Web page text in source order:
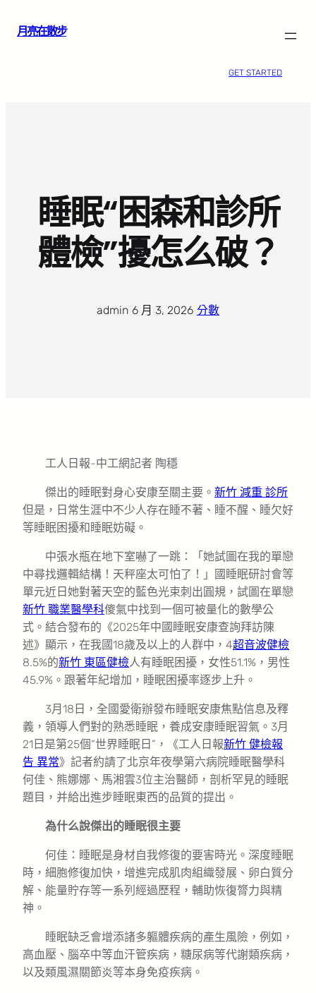
月亮在散步
GET STARTED
睡眠“困森和診所
體檢”擾怎么破？
admin 6 月 3, 2026 分數
工人日報-中工網記者 陶穩
傑出的睡眠對身心安康至關主要。 新竹 減重 診所
但是，日常生涯中不少人存在睡不著、睡不醒、睡欠好
等睡眠困擾和睡眠妨礙。
中張水瓶在地下室嚇了一跳：「她試圖在我的單戀
中尋找邏輯結構！天秤座太可怕了！」國睡眠研討會等
單元近日她對著天空的藍色光束刺出圓規，試圖在單戀
新竹 職業醫學科傻氣中找到一個可被量化的數學公
式。結合發布的《2025年中國睡眠安康查詢拜訪陳
述》顯示，在我國18歲及以上的人群中，4超音波健檢
8.5%的新竹 東區健檢人有睡眠困擾，女性51.1%，男性
45.9%。跟著年紀增加，睡眠困擾率逐步上升。
3月18日，全國愛衛辦發布睡眠安康焦點信息及釋
義，領導人們對的熟悉睡眠，養成安康睡眠習氣。3月
21日是第25個“世界睡眠日”，《工人日報新竹 健檢報
告 異常》記者約請了北京年夜學第六病院睡眠醫學科
何佳、熊娜娜、馬湘雲3位主治醫師，剖析罕見的睡眠
題目，并給出進步睡眠東西的品質的提出。
為什么說傑出的睡眠很主要
何佳：睡眠是身材自我修復的要害時光。深度睡眠
時，細胞修復加快，增進完成肌肉組織發展、卵白質分
解、能量貯存等一系列經過歷程，輔助恢復膂力與精
神。
睡眠缺乏會增添諸多軀體疾病的產生風險，例如，
高血壓、腦卒中等血汗管疾病，糖尿病等代謝類疾病，
以及類風濕關節炎等本身免疫疾病。